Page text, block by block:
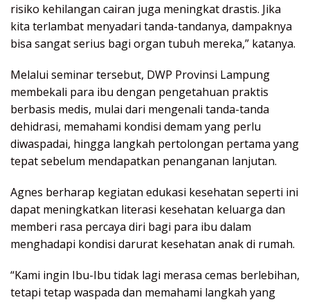
risiko kehilangan cairan juga meningkat drastis. Jika
kita terlambat menyadari tanda-tandanya, dampaknya
bisa sangat serius bagi organ tubuh mereka,” katanya.
Melalui seminar tersebut, DWP Provinsi Lampung
membekali para ibu dengan pengetahuan praktis
berbasis medis, mulai dari mengenali tanda-tanda
dehidrasi, memahami kondisi demam yang perlu
diwaspadai, hingga langkah pertolongan pertama yang
tepat sebelum mendapatkan penanganan lanjutan.
Agnes berharap kegiatan edukasi kesehatan seperti ini
dapat meningkatkan literasi kesehatan keluarga dan
memberi rasa percaya diri bagi para ibu dalam
menghadapi kondisi darurat kesehatan anak di rumah.
“Kami ingin Ibu-Ibu tidak lagi merasa cemas berlebihan,
tetapi tetap waspada dan memahami langkah yang